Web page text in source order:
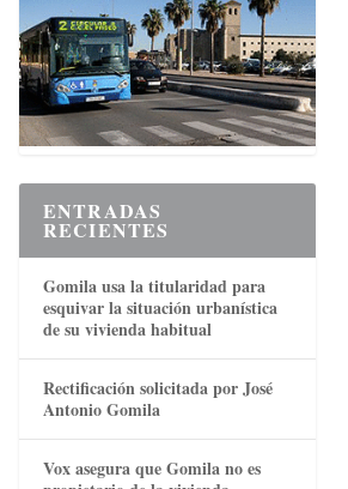
ENTRADAS
RECIENTES
Gomila usa la titularidad para
esquivar la situación urbanística
de su vivienda habitual
Rectificación solicitada por José
Antonio Gomila
Vox asegura que Gomila no es